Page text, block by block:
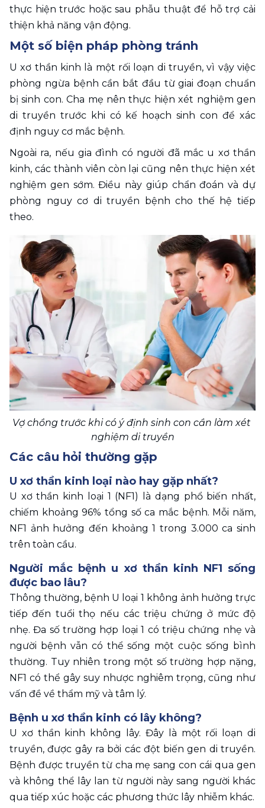
thực hiện trước hoặc sau phẫu thuật để hỗ trợ cải
thiện khả năng vận động.
Một số biện pháp phòng tránh
U xơ thần kinh là một rối loạn di truyền, vì vậy việc
phòng ngừa bệnh cần bắt đầu từ giai đoạn chuẩn
bị sinh con. Cha mẹ nên thực hiện xét nghiệm gen
di truyền trước khi có kế hoạch sinh con để xác
định nguy cơ mắc bệnh.
Ngoài ra, nếu gia đình có người đã mắc u xơ thần
kinh, các thành viên còn lại cũng nên thực hiện xét
nghiệm gen sớm. Điều này giúp chẩn đoán và dự
phòng nguy cơ di truyền bệnh cho thế hệ tiếp
theo.
Vợ chồng trước khi có ý định sinh con cần làm xét
nghiệm di truyền
Các câu hỏi thường gặp
U xơ thần kinh loại nào hay gặp nhất?
U xơ thần kinh loại 1 (NF1) là dạng phổ biến nhất,
chiếm khoảng 96% tổng số ca mắc bệnh. Mỗi năm,
NF1 ảnh hưởng đến khoảng 1 trong 3.000 ca sinh
trên toàn cầu.
Người mắc bệnh u xơ thần kinh NF1 sống
được bao lâu?
Thông thường, bệnh U loại 1 không ảnh hưởng trực
tiếp đến tuổi thọ nếu các triệu chứng ở mức độ
nhẹ. Đa số trường hợp loại 1 có triệu chứng nhẹ và
người bệnh vẫn có thể sống một cuộc sống bình
thường. Tuy nhiên trong một số trường hợp nặng,
NF1 có thể gây suy nhược nghiêm trọng, cũng như
vấn đề về thẩm mỹ và tâm lý.
Bệnh u xơ thần kinh có lây không?
U xơ thần kinh không lây. Đây là một rối loạn di
truyền, được gây ra bởi các đột biến gen di truyền.
Bệnh được truyền từ cha mẹ sang con cái qua gen
và không thể lây lan từ người này sang người khác
qua tiếp xúc hoặc các phương thức lây nhiễm khác.